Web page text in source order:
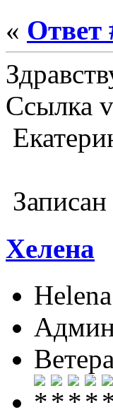
« Ответ
Ссылка
Записан
Хелена
Helena